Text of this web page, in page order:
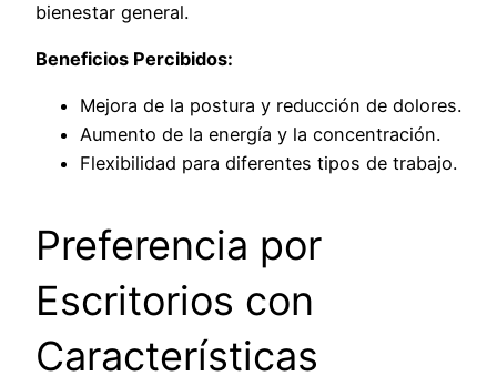
bienestar general.
Beneficios Percibidos:
Mejora de la postura y reducción de dolores.
Aumento de la energía y la concentración.
Flexibilidad para diferentes tipos de trabajo.
Preferencia por
Escritorios con
Características